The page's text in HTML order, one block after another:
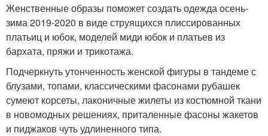
Женственные образы поможет создать одежда осень-
зима 2019-2020 в виде струящихся плиссированных
платьиц и юбок, моделей миди юбок и платьев из
бархата, пряжи и трикотажа.
Подчеркнуть утонченность женской фигуры в тандеме с
блузами, топами, классическими фасонами рубашек
сумеют корсеты, лаконичные жилеты из костюмной ткани
в новомодных решениях, приталенные фасоны жакетов
и пиджаков чуть удлиненного типа.